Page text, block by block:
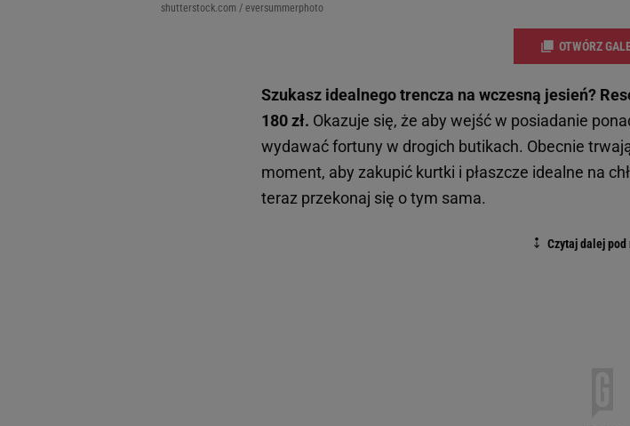
shutterstock.com / eversummerphoto
OTWÓRZ
Szukasz idealnego trencza na wczesną jesień?
180 zł. Okazuje się, że aby wejść w posiadanie
wydawać fortuny w drogich butikach. Obecnie
moment, aby zakupić kurtki i płaszcze idealne na
teraz przekonaj się o tym sama.